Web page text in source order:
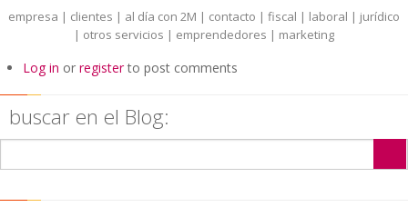
empresa | clientes | al día con 2M | contacto | fiscal | laboral | jurídico
| otros servicios | emprendedores | marketing
Log in or registerto post comments
buscar en el Blog: